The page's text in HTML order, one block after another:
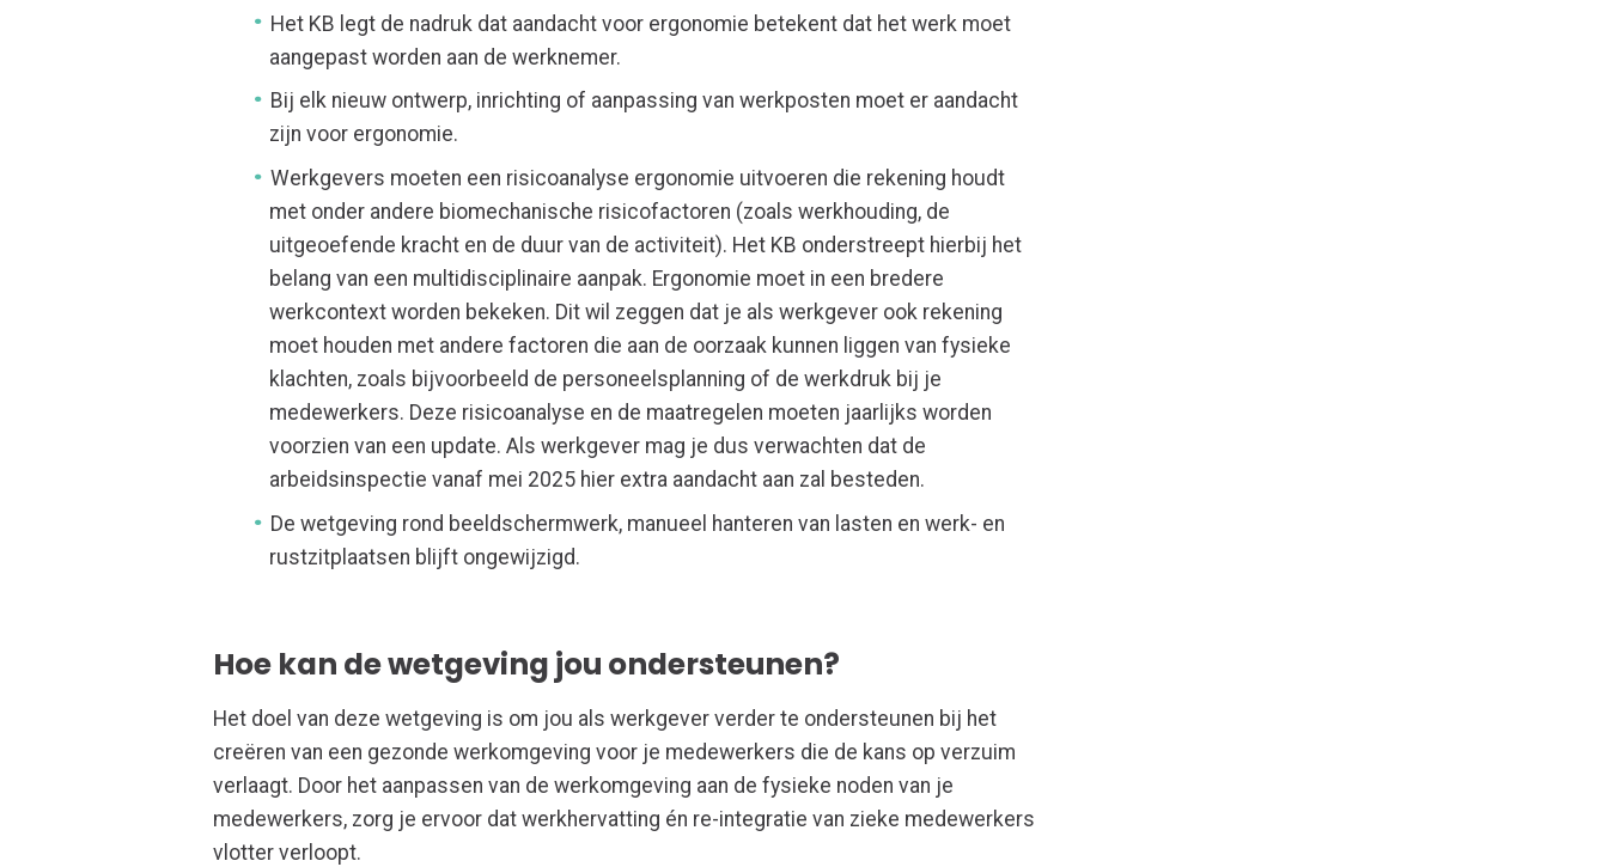
Het KB legt de nadruk dat aandacht voor ergonomie betekent dat het werk moet
aangepast worden aan de werknemer.
Bij elk nieuw ontwerp, inrichting of aanpassing van werkposten moet er aandacht
zijn voor ergonomie.
Werkgevers moeten een risicoanalyse ergonomie uitvoeren die rekening houdt
met onder andere biomechanische risicofactoren (zoals werkhouding, de
uitgeoefende kracht en de duur van de activiteit). Het KB onderstreept hierbij het
belang van een multidisciplinaire aanpak. Ergonomie moet in een bredere
werkcontext worden bekeken. Dit wil zeggen dat je als werkgever ook rekening
moet houden met andere factoren die aan de oorzaak kunnen liggen van fysieke
klachten, zoals bijvoorbeeld de personeelsplanning of de werkdruk bij je
medewerkers. Deze risicoanalyse en de maatregelen moeten jaarlijks worden
voorzien van een update. Als werkgever mag je dus verwachten dat de
arbeidsinspectie vanaf mei 2025 hier extra aandacht aan zal besteden.
De wetgeving rond beeldschermwerk, manueel hanteren van lasten en werk- en
rustzitplaatsen blijft ongewijzigd.
Hoe kan de wetgeving jou ondersteunen?
Het doel van deze wetgeving is om jou als werkgever verder te ondersteunen bij het
creëren van een gezonde werkomgeving voor je medewerkers die de kans op verzuim
verlaagt. Door het aanpassen van de werkomgeving aan de fysieke noden van je
medewerkers, zorg je ervoor dat werkhervatting én re-integratie van zieke medewerkers
vlotter verloopt.